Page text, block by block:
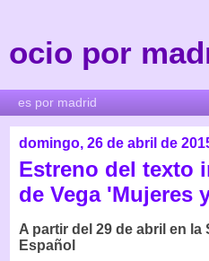
ocio por
domingo, 26 de abril de
Estreno del texto
de Vega 'Mujeres
A partir del 29 de abril en la
Español